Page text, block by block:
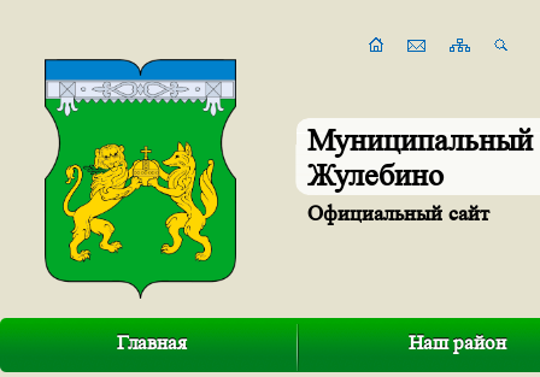
Муниципальный
Жулебино
Официальный сайт
Главная Наш район